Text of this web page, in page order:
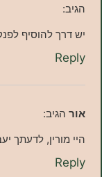
לפנקייקים עוד
לדעתך יעבוד עם